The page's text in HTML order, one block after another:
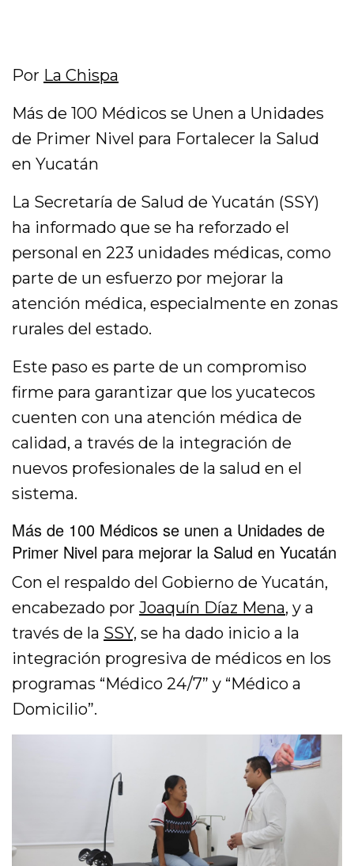
Por La Chispa
Más de 100 Médicos se Unen a Unidades
de Primer Nivel para Fortalecer la Salud
en Yucatán
La Secretaría de Salud de Yucatán (SSY)
ha informado que se ha reforzado el
personal en 223 unidades médicas, como
parte de un esfuerzo por mejorar la
atención médica, especialmente en zonas
rurales del estado.
Este paso es parte de un compromiso
firme para garantizar que los yucatecos
cuenten con una atención médica de
calidad, a través de la integración de
nuevos profesionales de la salud en el
sistema.
Más de 100 Médicos se unen a Unidades de
Primer Nivel para mejorar la Salud en Yucatán
Con el respaldo del Gobierno de Yucatán,
encabezado porJoaquín Díaz Mena, y a
través de la SSY, se ha dado inicio a la
integración progresiva de médicos en los
programas “Médico 24/7” y “Médico a
Domicilio”.